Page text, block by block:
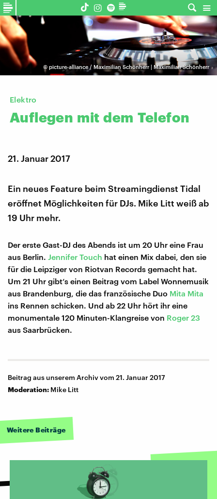
© picture-alliance / Maximilian Schönherr | Maximilian Schönherr
Elektro
Auflegen mit dem Telefon
21. Januar 2017
Ein neues Feature beim Streamingdienst Tidal
eröffnet Möglichkeiten für DJs. Mike Litt weiß ab
19 Uhr mehr.
Der erste Gast-DJ des Abends ist um 20 Uhr eine Frau
aus Berlin. Jennifer Touch hat einen Mix dabei, den sie
für die Leipziger von Riotvan Records gemacht hat.
Um 21 Uhr gibt‘s einen Beitrag vom Label Wonnemusik
aus Brandenburg, die das französische Duo Mita Mita
ins Rennen schicken. Und ab 22 Uhr hört ihr eine
monumentale 120 Minuten-Klangreise von Roger 23
aus Saarbrücken.
Beitrag aus unserem Archiv vom 21. Januar 2017
Moderation: Mike Litt
Weitere Beiträge